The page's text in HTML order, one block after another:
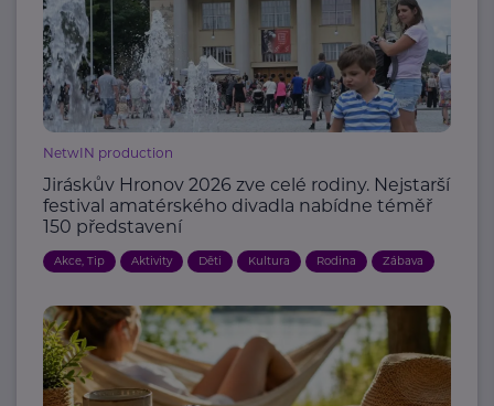
NetwIN production
Jiráskův Hronov 2026 zve celé rodiny. Nejstarší
festival amatérského divadla nabídne téměř
150 představení
Akce, Tip Aktivity Děti Kultura Rodina Zábava